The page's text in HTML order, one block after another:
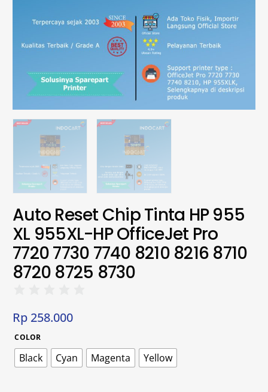
Auto Reset Chip Tinta HP 955
XL 955XL-HP OfficeJet Pro
7720 7730 7740 8210 8216 8710
8720 8725 8730
Rp 258.000
COLOR
Black Cyan Magenta Yellow